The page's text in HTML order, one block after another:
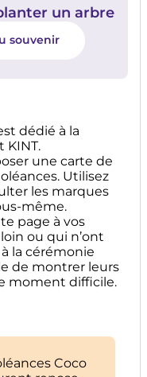
un arbre
souvenir
dédié à la
KINT.
une carte de
Utilisez
les marques
même.
page à vos
ou qui n’ont
la cérémonie
de montrer leurs
moment difficile.
Coco